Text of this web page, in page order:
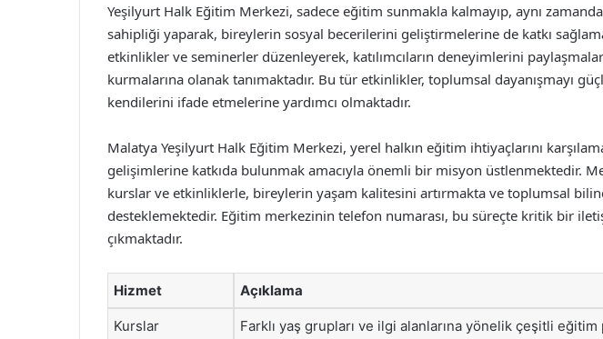
Yeşilyurt Halk Eğitim Merkezi, sadece eğitim sunmakla kalmayıp, aynı
sahipliği yaparak, bireylerin sosyal becerilerini geliştirmelerine de katkı
etkinlikler ve seminerler düzenleyerek, katılımcıların deneyimlerini
kurmalarına olanak tanımaktadır. Bu tür etkinlikler, toplumsal dayanışmayı
kendilerini ifade etmelerine yardımcı olmaktadır.
Malatya Yeşilyurt Halk Eğitim Merkezi, yerel halkın eğitim ihtiyaçlarını
gelişimlerine katkıda bulunmak amacıyla önemli bir misyon üstlenmektedir.
kurslar ve etkinliklerle, bireylerin yaşam kalitesini artırmakta ve toplumsal
desteklemektedir. Eğitim merkezinin telefon numarası, bu süreçte kritik bir
çıkmaktadır.
Hizmet Açıklama
Kurslar Farklı yaş grupları ve ilgi alanlarına yönelik çeşitli eğitim